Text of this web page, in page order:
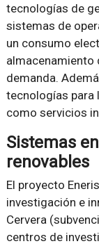
tecnologías de
sistemas de
un consumo
almacenamiento
demanda.
tecnologías para
como servicios
Sistemas
renovables
El proyecto
investigación e
Cervera
centros de